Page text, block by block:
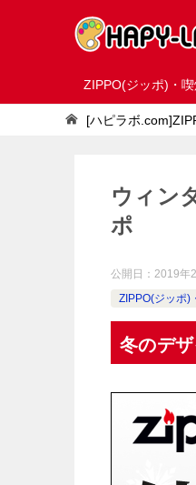
ZIPPO(ジッポ)・
[ハピラボ
ウィン
ポ
公開日： 2019年
ZIPPO(ジッポ)
冬のデ